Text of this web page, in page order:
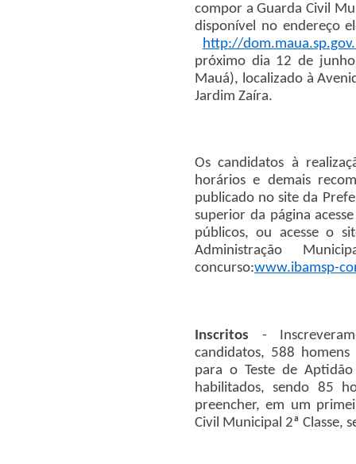
compor a Guarda Civil
disponível no endereço
http://
próximo dia 12 de
Mauá), localizado à
Jardim Zaíra.
Os candidatos à
horários e demais
publicado no site da
superior da página
públicos, ou acesse o
Administração
concurso:www.ibamsp-
Inscritos -
candidatos, 588
para o Teste de
habilitados, sendo 85
preencher, em um
Civil Municipal 2ª Classe,